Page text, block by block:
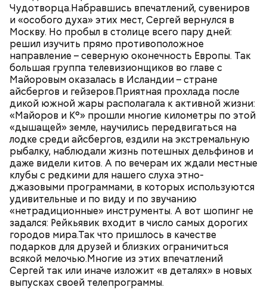
Чудотворца.Набравшись впечатлений, сувениров
и «особого духа» этих мест, Сергей вернулся в
Москву. Но пробыл в столице всего пару дней:
решил изучить прямо противоположное
направление – северную оконечность Европы. Так
большая группа телевизионщиков во главе с
Майоровым оказалась в Исландии – стране
айсбергов и гейзеров.Приятная прохлада после
дикой южной жары располагала к активной жизни:
«Майоров и К°» прошли многие километры по этой
«дышащей» земле, научились передвигаться на
лодке среди айсбергов, ездили на экстремальную
рыбалку, наблюдали жизнь потешных дельфинов и
даже видели китов. А по вечерам их ждали местные
клубы с редкими для нашего слуха этно-
джазовыми программами, в которых используются
удивительные и по виду и по звучанию
«нетрадиционные» инструменты. А вот шопинг не
задался: Рейкьявик входит в число самых дорогих
городов мира.Так что пришлось в качестве
подарков для друзей и близких ограничиться
всякой мелочью.Многие из этих впечатлений
Сергей так или иначе изложит «в деталях» в новых
выпусках своей телепрограммы.